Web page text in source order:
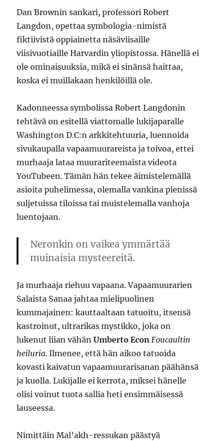
Dan Brownin sankari, professori Robert
Langdon, opettaa symbologia-nimistä
fiktiivistä oppiainetta näsäviisaille
viisivuotiaille Harvardin yliopistossa. Hänellä ei
ole ominaisuuksia, mikä ei sinänsä haittaa,
koska ei muillakaan henkilöillä ole.
Kadonneessa symbolissa Robert Langdonin
tehtävä on esitellä viattomalle lukijaparalle
Washington D.C:n arkkitehtuuria, luennoida
sivukaupalla vapaamuurareista ja toivoa, ettei
murhaaja lataa muurariteemaista videota
YouTubeen. Tämän hän tekee äimistelemällä
asioita puhelimessa, olemalla vankina pienissä
suljetuissa tiloissa tai muistelemalla vanhoja
luentojaan.
Neronkin on vaikea ymmärtää
muinaisia mysteereitä.
Ja murhaaja riehuu vapaana. Vapaamuurarien
Salaista Sanaa jahtaa mielipuolinen
kummajainen: kauttaaltaan tatuoitu, itsensä
kastroinut, ultrarikas mystikko, joka on
lukenut liian vähänUmberto Econ Foucaultin
heiluria. Ilmenee, että hän aikoo tatuoida
kovasti kaivatun vapaamuurarisanan päähänsä
ja kuolla. Lukijalle ei kerrota, miksei hänelle
olisi voinut tuota sallia heti ensimmäisessä
lauseessa.
Nimittäin Mal’akh-ressukan päästyä